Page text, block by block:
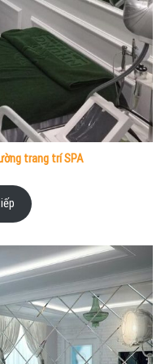
trang trí SPA